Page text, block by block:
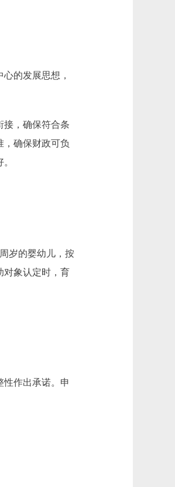
的发展思想，
，确保符合条
，确保财政可负
岁的婴幼儿，按
对象认定时，育
作出承诺。申